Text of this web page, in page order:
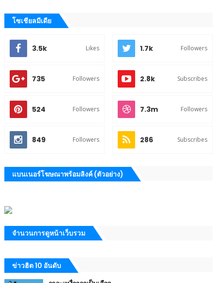
โซเชียลมีเดีย
3.5k Likes 1.7k Followers
735 Followers 2.8k Subscribes
524 Followers 7.3m Followers
849 Followers 286 Subscribes
แบนเนอร์โฆษณาพร้อมลิงค์ (ตัวอย่าง)
จำนวนการดูหน้าเว็บรวม
ข่าวฮิต 10 อันดับ